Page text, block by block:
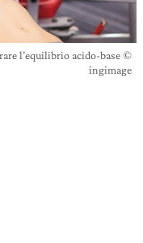
l’equilibrio acido-base ©
ingimage